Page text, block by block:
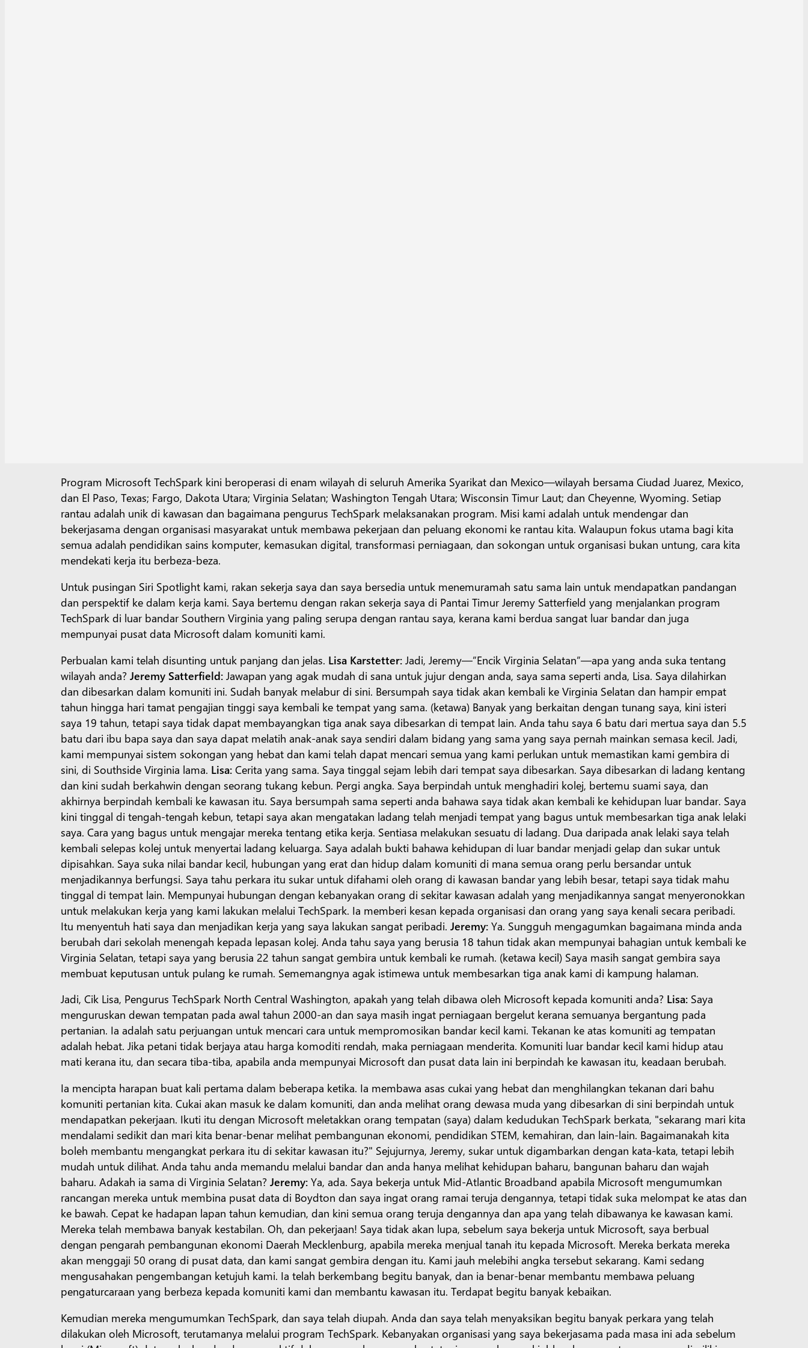
Program Microsoft TechSpark kini beroperasi di enam wilayah di seluruh Amerika Syarikat dan Mexico―wilayah bersama Ciudad Juarez, Mexico,
dan El Paso, Texas; Fargo, Dakota Utara; Virginia Selatan; Washington Tengah Utara; Wisconsin Timur Laut; dan Cheyenne, Wyoming. Setiap
rantau adalah unik di kawasan dan bagaimana pengurus TechSpark melaksanakan program. Misi kami adalah untuk mendengar dan
bekerjasama dengan organisasi masyarakat untuk membawa pekerjaan dan peluang ekonomi ke rantau kita. Walaupun fokus utama bagi kita
semua adalah pendidikan sains komputer, kemasukan digital, transformasi perniagaan, dan sokongan untuk organisasi bukan untung, cara kita
mendekati kerja itu berbeza-beza.
Untuk pusingan Siri Spotlight kami, rakan sekerja saya dan saya bersedia untuk menemuramah satu sama lain untuk mendapatkan pandangan
dan perspektif ke dalam kerja kami. Saya bertemu dengan rakan sekerja saya di Pantai Timur Jeremy Satterfield yang menjalankan program
TechSpark di luar bandar Southern Virginia yang paling serupa dengan rantau saya, kerana kami berdua sangat luar bandar dan juga
mempunyai pusat data Microsoft dalam komuniti kami.
Perbualan kami telah disunting untuk panjang dan jelas. Lisa Karstetter: Jadi, Jeremy―”Encik Virginia Selatan”—apa yang anda suka tentang
wilayah anda? Jeremy Satterfield: Jawapan yang agak mudah di sana untuk jujur dengan anda, saya sama seperti anda, Lisa. Saya dilahirkan
dan dibesarkan dalam komuniti ini. Sudah banyak melabur di sini. Bersumpah saya tidak akan kembali ke Virginia Selatan dan hampir empat
tahun hingga hari tamat pengajian tinggi saya kembali ke tempat yang sama. (ketawa) Banyak yang berkaitan dengan tunang saya, kini isteri
saya 19 tahun, tetapi saya tidak dapat membayangkan tiga anak saya dibesarkan di tempat lain. Anda tahu saya 6 batu dari mertua saya dan 5.5
batu dari ibu bapa saya dan saya dapat melatih anak-anak saya sendiri dalam bidang yang sama yang saya pernah mainkan semasa kecil. Jadi,
kami mempunyai sistem sokongan yang hebat dan kami telah dapat mencari semua yang kami perlukan untuk memastikan kami gembira di
sini, di Southside Virginia lama. Lisa: Cerita yang sama. Saya tinggal sejam lebih dari tempat saya dibesarkan. Saya dibesarkan di ladang kentang
dan kini sudah berkahwin dengan seorang tukang kebun. Pergi angka. Saya berpindah untuk menghadiri kolej, bertemu suami saya, dan
akhirnya berpindah kembali ke kawasan itu. Saya bersumpah sama seperti anda bahawa saya tidak akan kembali ke kehidupan luar bandar. Saya
kini tinggal di tengah-tengah kebun, tetapi saya akan mengatakan ladang telah menjadi tempat yang bagus untuk membesarkan tiga anak lelaki
saya. Cara yang bagus untuk mengajar mereka tentang etika kerja. Sentiasa melakukan sesuatu di ladang. Dua daripada anak lelaki saya telah
kembali selepas kolej untuk menyertai ladang keluarga. Saya adalah bukti bahawa kehidupan di luar bandar menjadi gelap dan sukar untuk
dipisahkan. Saya suka nilai bandar kecil, hubungan yang erat dan hidup dalam komuniti di mana semua orang perlu bersandar untuk
menjadikannya berfungsi. Saya tahu perkara itu sukar untuk difahami oleh orang di kawasan bandar yang lebih besar, tetapi saya tidak mahu
tinggal di tempat lain. Mempunyai hubungan dengan kebanyakan orang di sekitar kawasan adalah yang menjadikannya sangat menyeronokkan
untuk melakukan kerja yang kami lakukan melalui TechSpark. Ia memberi kesan kepada organisasi dan orang yang saya kenali secara peribadi.
Itu menyentuh hati saya dan menjadikan kerja yang saya lakukan sangat peribadi. Jeremy: Ya. Sungguh mengagumkan bagaimana minda anda
berubah dari sekolah menengah kepada lepasan kolej. Anda tahu saya yang berusia 18 tahun tidak akan mempunyai bahagian untuk kembali ke
Virginia Selatan, tetapi saya yang berusia 22 tahun sangat gembira untuk kembali ke rumah. (ketawa kecil) Saya masih sangat gembira saya
membuat keputusan untuk pulang ke rumah. Sememangnya agak istimewa untuk membesarkan tiga anak kami di kampung halaman.
Jadi, Cik Lisa, Pengurus TechSpark North Central Washington, apakah yang telah dibawa oleh Microsoft kepada komuniti anda? Lisa: Saya
menguruskan dewan tempatan pada awal tahun 2000-an dan saya masih ingat perniagaan bergelut kerana semuanya bergantung pada
pertanian. Ia adalah satu perjuangan untuk mencari cara untuk mempromosikan bandar kecil kami. Tekanan ke atas komuniti ag tempatan
adalah hebat. Jika petani tidak berjaya atau harga komoditi rendah, maka perniagaan menderita. Komuniti luar bandar kecil kami hidup atau
mati kerana itu, dan secara tiba-tiba, apabila anda mempunyai Microsoft dan pusat data lain ini berpindah ke kawasan itu, keadaan berubah.
Ia mencipta harapan buat kali pertama dalam beberapa ketika. Ia membawa asas cukai yang hebat dan menghilangkan tekanan dari bahu
komuniti pertanian kita. Cukai akan masuk ke dalam komuniti, dan anda melihat orang dewasa muda yang dibesarkan di sini berpindah untuk
mendapatkan pekerjaan. Ikuti itu dengan Microsoft meletakkan orang tempatan (saya) dalam kedudukan TechSpark berkata, "sekarang mari kita
mendalami sedikit dan mari kita benar-benar melihat pembangunan ekonomi, pendidikan STEM, kemahiran, dan lain-lain. Bagaimanakah kita
boleh membantu mengangkat perkara itu di sekitar kawasan itu?" Sejujurnya, Jeremy, sukar untuk digambarkan dengan kata-kata, tetapi lebih
mudah untuk dilihat. Anda tahu anda memandu melalui bandar dan anda hanya melihat kehidupan baharu, bangunan baharu dan wajah
baharu. Adakah ia sama di Virginia Selatan?Jeremy: Ya, ada. Saya bekerja untuk Mid-Atlantic Broadband apabila Microsoft mengumumkan
rancangan mereka untuk membina pusat data di Boydton dan saya ingat orang ramai teruja dengannya, tetapi tidak suka melompat ke atas dan
ke bawah. Cepat ke hadapan lapan tahun kemudian, dan kini semua orang teruja dengannya dan apa yang telah dibawanya ke kawasan kami.
Mereka telah membawa banyak kestabilan. Oh, dan pekerjaan! Saya tidak akan lupa, sebelum saya bekerja untuk Microsoft, saya berbual
dengan pengarah pembangunan ekonomi Daerah Mecklenburg, apabila mereka menjual tanah itu kepada Microsoft. Mereka berkata mereka
akan menggaji 50 orang di pusat data, dan kami sangat gembira dengan itu. Kami jauh melebihi angka tersebut sekarang. Kami sedang
mengusahakan pengembangan ketujuh kami. Ia telah berkembang begitu banyak, dan ia benar-benar membantu membawa peluang
pengaturcaraan yang berbeza kepada komuniti kami dan membantu kawasan itu. Terdapat begitu banyak kebaikan.
Kemudian mereka mengumumkan TechSpark, dan saya telah diupah. Anda dan saya telah menyaksikan begitu banyak perkara yang telah
dilakukan oleh Microsoft, terutamanya melalui program TechSpark. Kebanyakan organisasi yang saya bekerjasama pada masa ini ada sebelum